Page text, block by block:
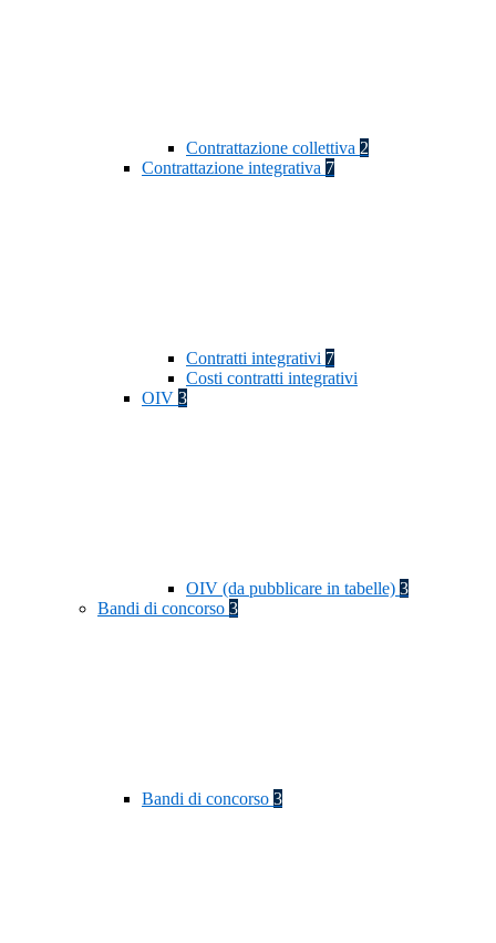
Contrattazione collettiva 2
Contrattazione integrativa 7
Contratti integrativi 7
Costi contratti integrativi
OIV 3
OIV (da pubblicare in tabelle) 3
Bandi di concorso 3
Bandi di concorso 3